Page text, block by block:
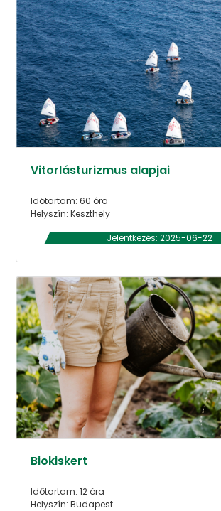
Vitorlásturizmus alapjai
Időtartam: 60 óra
Helyszín: Keszthely
Jelentkezés: 2025-06-22
Biokiskert
Időtartam: 12 óra
Helyszín: Budapest